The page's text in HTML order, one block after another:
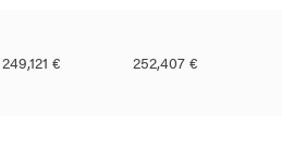
249,121 € 252,407 €